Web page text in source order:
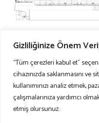
Gizliliğinize Önem
“Tüm çerezleri kabul et”
cihazınızda saklanmasını
kullanımınızı analiz etmek,
çalışmalarınıza yardımcı
etmiş olursunuz.